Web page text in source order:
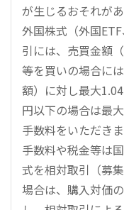
が生じるおそれがあ
外国株式（外国
引には、売買金額
等を買いの場合に
額）に対し最大
円以下の場合は最
手数料をいただき
手数料や税金等は
式を相対取引（募
場合は、購入対価